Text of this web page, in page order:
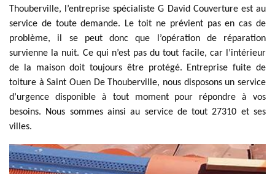
Thouberville, l’entreprise spécialiste G David Couverture est au
service de toute demande. Le toit ne prévient pas en cas de
problème, il se peut donc que l’opération de réparation
survienne la nuit. Ce qui n’est pas du tout facile, car l’intérieur
de la maison doit toujours être protégé. Entreprise fuite de
toiture à Saint Ouen De Thouberville, nous disposons un service
d’urgence disponible à tout moment pour répondre à vos
besoins. Nous sommes ainsi au service de tout 27310 et ses
villes.